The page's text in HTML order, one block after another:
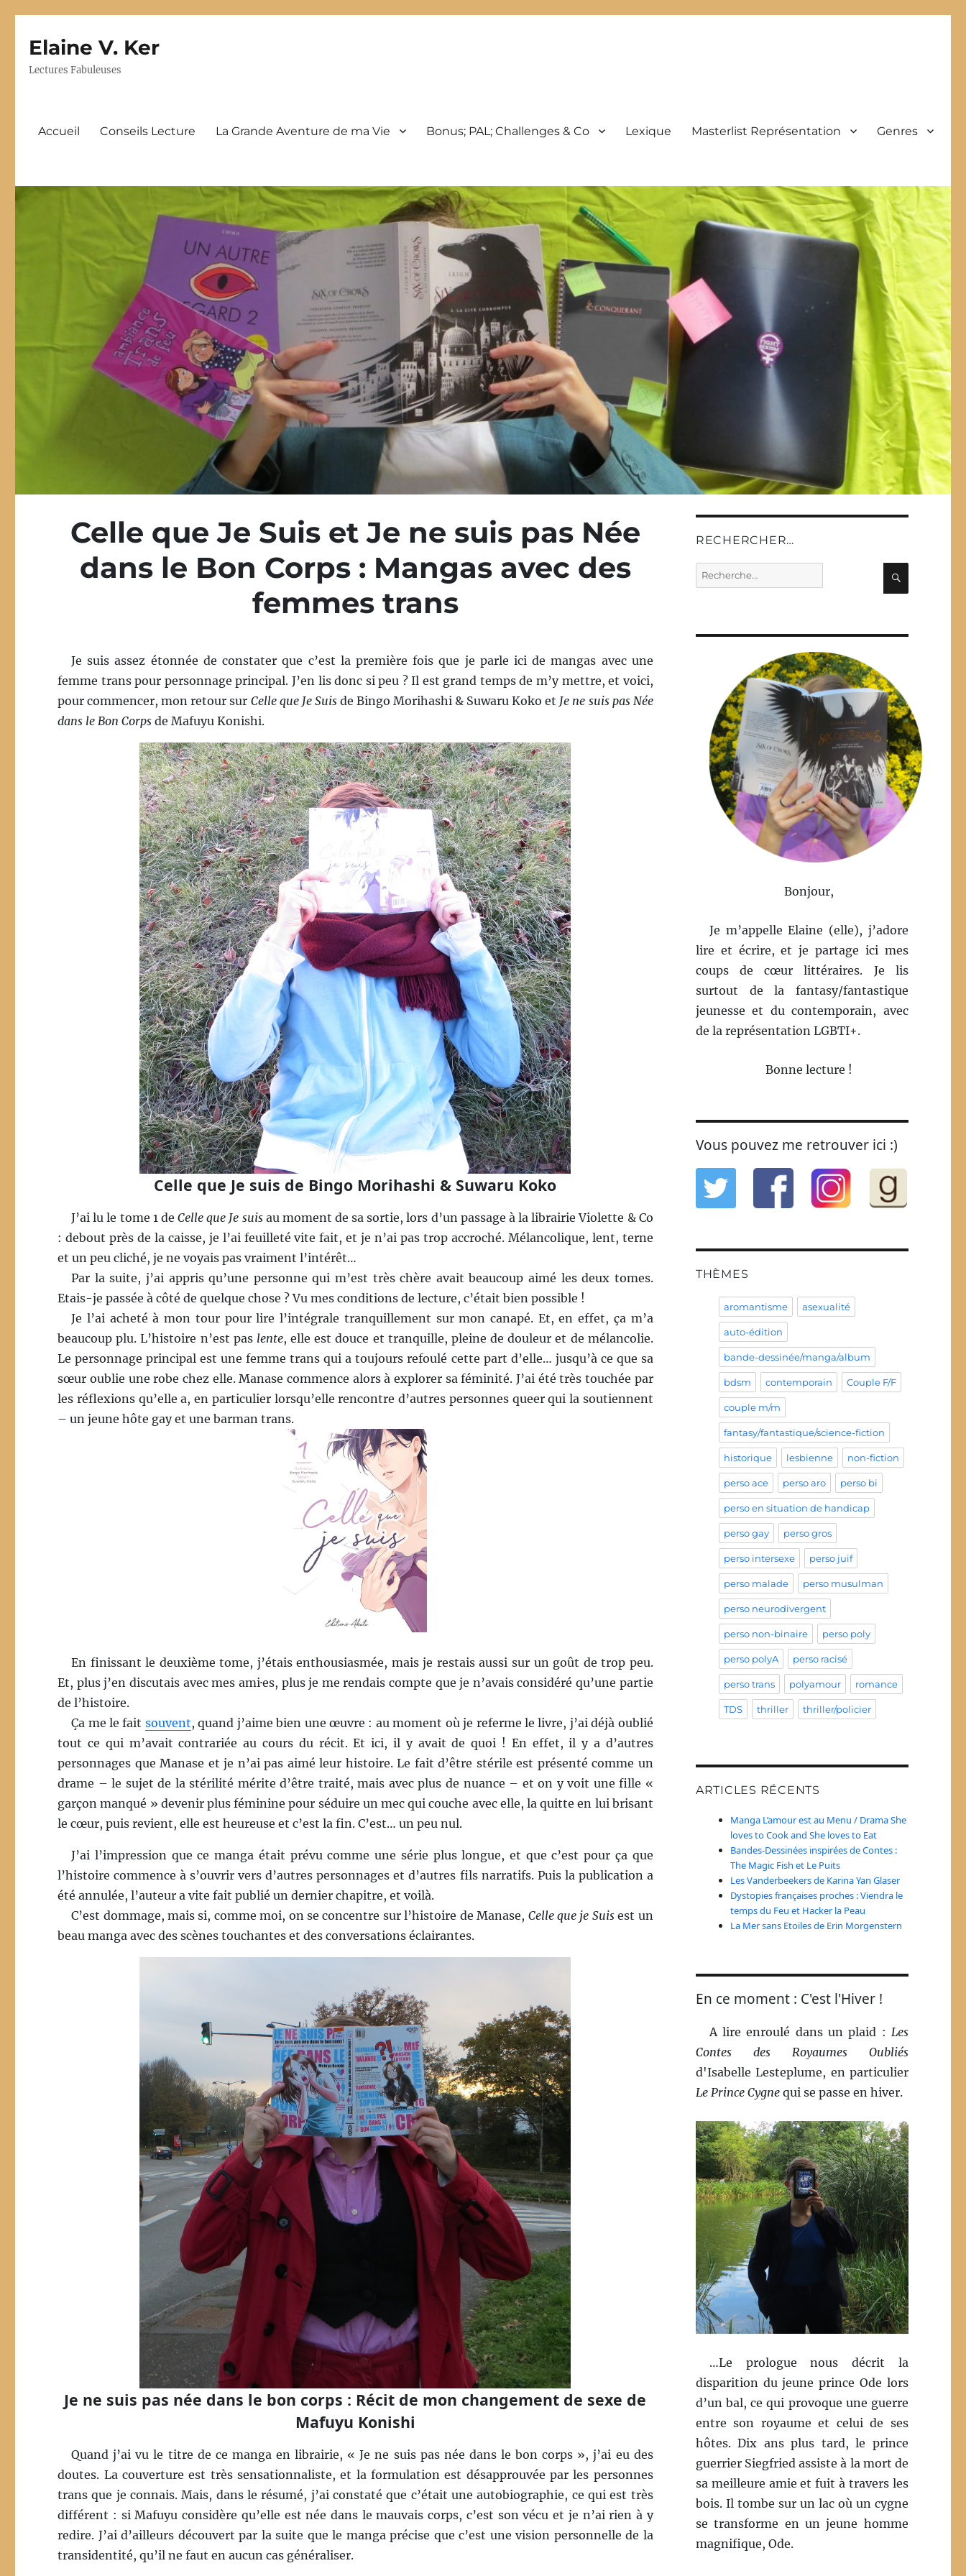
Elaine V. Ker
Lectures Fabuleuses
Accueil Conseils Lecture La Grande Aventure de ma Vie Bonus; PAL; Challenges & Co Lexique Masterlist Représentation Genres
Celle que Je Suis et Je ne suis pas Née
dans le Bon Corps : Mangas avec des
femmes trans
Je suis assez étonnée de constater que c’est la première fois que je parle ici de mangas avec une
femme trans pour personnage principal. J’en lis donc si peu ? Il est grand temps de m’y mettre, et voici,
pour commencer, mon retour sur Celle que Je Suisde Bingo Morihashi & Suwaru Koko et Je ne suis pas Née
dans le Bon Corps de Mafuyu Konishi.
Celle que Je suis de Bingo Morihashi & Suwaru Koko
J’ai lu le tome 1 deCelle que Je suisau moment de sa sortie, lors d’un passage à la librairie Violette & Co
: debout près de la caisse, je l’ai feuilleté vite fait, et je n’ai pas trop accroché. Mélancolique, lent, terne
et un peu cliché, je ne voyais pas vraiment l’intérêt…
Par la suite, j’ai appris qu’une personne qui m’est très chère avait beaucoup aimé les deux tomes.
Etais-je passée à côté de quelque chose ? Vu mes conditions de lecture, c’était bien possible !
Je l’ai acheté à mon tour pour lire l’intégrale tranquillement sur mon canapé. Et, en effet, ça m’a
beaucoup plu. L’histoire n’est pas lente, elle est douce et tranquille, pleine de douleur et de mélancolie.
Le personnage principal est une femme trans qui a toujours refoulé cette part d’elle… jusqu’à ce que sa
sœur oublie une robe chez elle. Manase commence alors à explorer sa féminité. J’ai été très touchée par
les réflexions qu’elle a, en particulier lorsqu’elle rencontre d’autres personnes queer qui la soutiennent
– un jeune hôte gay et une barman trans.
En finissant le deuxième tome, j’étais enthousiasmée, mais je restais aussi sur un goût de trop peu.
Et, plus j’en discutais avec mes ami·es, plus je me rendais compte que je n’avais considéré qu’une partie
de l’histoire.
Ça me le fait souvent, quand j’aime bien une œuvre : au moment où je referme le livre, j’ai déjà oublié
tout ce qui m’avait contrariée au cours du récit. Et ici, il y avait de quoi ! En effet, il y a d’autres
personnages que Manase et je n’ai pas aimé leur histoire. Le fait d’être stérile est présenté comme un
drame – le sujet de la stérilité mérite d’être traité, mais avec plus de nuance – et on y voit une fille «
garçon manqué » devenir plus féminine pour séduire un mec qui couche avec elle, la quitte en lui brisant
le cœur, puis revient, elle est heureuse et c’est la fin. C’est… un peu nul.
J’ai l’impression que ce manga était prévu comme une série plus longue, et que c’est pour ça que
l’histoire commence à s’ouvrir vers d’autres personnages et d’autres fils narratifs. Puis la publication a
été annulée, l’auteur a vite fait publié un dernier chapitre, et voilà.
C’est dommage, mais si, comme moi, on se concentre sur l’histoire de Manase, Celle que je Suisest un
beau manga avec des scènes touchantes et des conversations éclairantes.
Je ne suis pas née dans le bon corps : Récit de mon changement de sexe de
Mafuyu Konishi
Quand j’ai vu le titre de ce manga en librairie, « Je ne suis pas née dans le bon corps », j’ai eu des
doutes. La couverture est très sensationnaliste, et la formulation est désapprouvée par les personnes
trans que je connais. Mais, dans le résumé, j’ai constaté que c’était une autobiographie, ce qui est très
différent : si Mafuyu considère qu’elle est née dans le mauvais corps, c’est son vécu et je n’ai rien à y
redire. J’ai d’ailleurs découvert par la suite que le manga précise que c’est une vision personnelle de la
transidentité, qu’il ne faut en aucun cas généraliser.
RECHERCHER…
Recherche
Bonjour,
Je m’appelle Elaine (elle), j’adore
lire et écrire, et je partage ici mes
coups de cœur littéraires. Je lis
surtout de la fantasy/fantastique
jeunesse et du contemporain, avec
de la représentation LGBTI+.
Bonne lecture !
Vous pouvez me retrouver ici :)
THÈMES
aromantisme asexualité
auto-édition
bande-dessinée/manga/album
bdsm contemporain Couple F/F
couple m/m
fantasy/fantastique/science-fiction
historique lesbienne non-fiction
perso ace perso aro perso bi
perso en situation de handicap
perso gay perso gros
perso intersexe perso juif
perso malade perso musulman
perso neurodivergent
perso non-binaire perso poly
perso polyA perso racisé
perso trans polyamour romance
TDS thriller thriller/policier
ARTICLES RÉCENTS
Manga L’amour est au Menu / Drama She
loves to Cook and She loves to Eat
Bandes-Dessinées inspirées de Contes :
The Magic Fish et Le Puits
Les Vanderbeekers de Karina Yan Glaser
Dystopies françaises proches : Viendra le
temps du Feu et Hacker la Peau
La Mer sans Etoiles de Erin Morgenstern
En ce moment : C'est l'Hiver !
A lire enroulé dans un plaid : Les
Contes des Royaumes Oubliés
d'Isabelle Lesteplume, en particulier
Le Prince Cygnequi se passe en hiver.
…Le prologue nous décrit la
disparition du jeune prince Ode lors
d’un bal, ce qui provoque une guerre
entre son royaume et celui de ses
hôtes. Dix ans plus tard, le prince
guerrier Siegfried assiste à la mort de
sa meilleure amie et fuit à travers les
bois. Il tombe sur un lac où un cygne
se transforme en un jeune homme
magnifique, Ode.